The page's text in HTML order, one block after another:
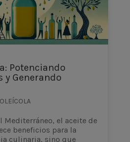
Potenciando
y Generando
el aceite de
beneficios para la
culinaria, sino que